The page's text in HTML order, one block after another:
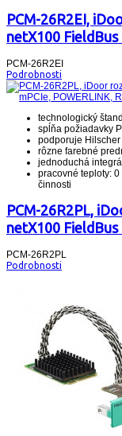
PCM-26R2EI,
netX100
PCM-26R2EI
Podrobnosti
technologický
spĺňa požiadavky
podporuje
rôzne farebné
jednoduchá
pracovné teploty:
činnosti
PCM-26R2PL,
netX100 FieldBus
PCM-26R2PL
Podrobnosti